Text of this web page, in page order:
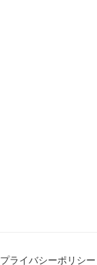
プライバシーポリシー